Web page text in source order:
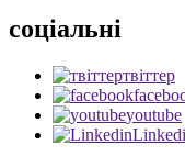
соціальні
твіттер
youtube